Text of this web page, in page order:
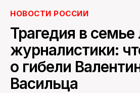
НОВОСТИ РОССИИ
Трагедия в
журналистики:
о гибели
Васильца